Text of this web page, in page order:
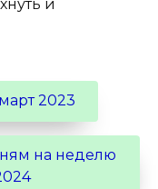
и
2023
на неделю